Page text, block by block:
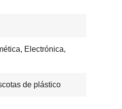
Electrónica,
de plástico